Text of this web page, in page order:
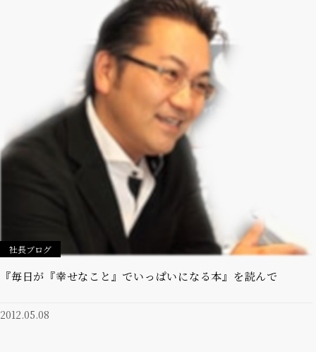
社長ブログ
『毎日が『幸せなこと』でいっぱいになる本』を読んで
2012.05.08